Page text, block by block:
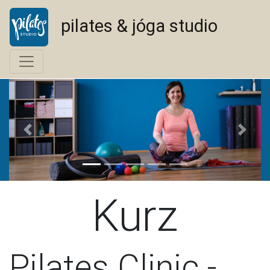
pilates & jóga studio
<-- -->
Kurz